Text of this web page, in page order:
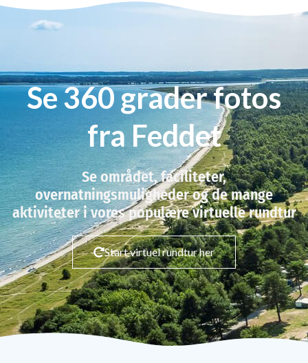
Se 360 grader fotos
fra Feddet
Se området, faciliteter,
overnatningsmuligheder og de mange
aktiviteter i vores populære virtuelle rundtur
Start virtuel rundtur her